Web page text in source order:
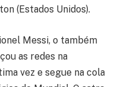
(Estados Unidos).
Messi, o também
as redes na
vez e segue na cola